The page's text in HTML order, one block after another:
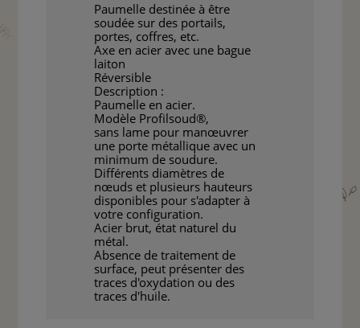
Paumelle destinée à être
soudée sur des portails,
portes, coffres, etc.
Axe en acier avec une bague
laiton
Réversible
Description :
Paumelle en acier.
Modèle Profilsoud®,
sans lame pour manœuvrer
une porte métallique avec un
minimum de soudure.
Différents diamètres de
nœuds et plusieurs hauteurs
disponibles pour s'adapter à
votre configuration.
Acier brut, état naturel du
métal.
Absence de traitement de
surface, peut présenter des
traces d'oxydation ou des
traces d'huile.